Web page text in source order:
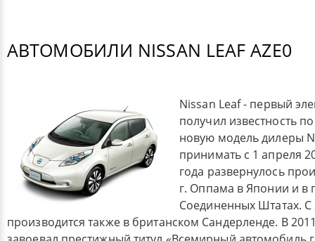
АВТОМОБИЛИ NISSAN LEAF AZE0
Nissan Leaf - первый
получил известность
новую модель дилеры
принимать с 1 апреля
года развернулось
г. Оппама в Японии и в
Соединенных Штатах.
производится также в британском Сандерленде. В